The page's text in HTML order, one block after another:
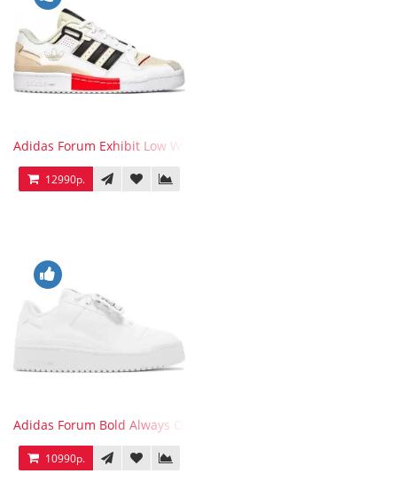
Adidas Forum Exhibit Low White Vivid Red
12990р.
Adidas Forum Bold Always Original
10990р.